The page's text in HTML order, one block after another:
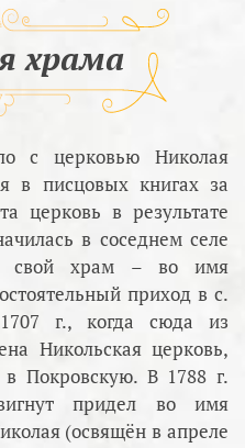
храма
с церковью Николая
в писцовых книгах за
церковь в результате
в соседнем селе
свой храм – во имя
приход в с.
г., когда сюда из
Никольская церковь,
Покровскую. В 1788 г.
придел во имя
(освящён в апреле